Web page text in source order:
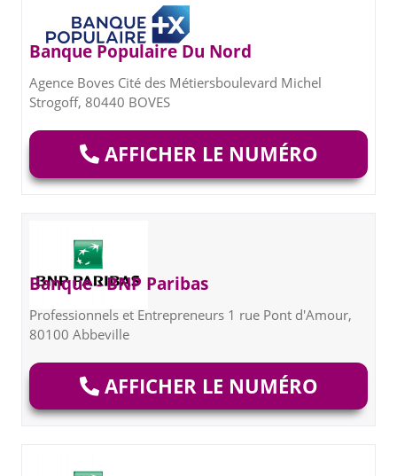
Banque Populaire Du Nord
Agence Boves Cité des Métiersboulevard Michel
Strogoff, 80440 BOVES
AFFICHER LE NUMÉRO
Banque - BNP Paribas
Professionnels et Entrepreneurs 1 rue Pont d'Amour,
80100 Abbeville
AFFICHER LE NUMÉRO